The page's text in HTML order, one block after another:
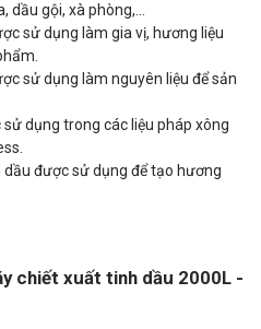
gội, xà phòng,...
sử dụng làm gia vị, hương liệu
sử dụng làm nguyên liệu để sản
dụng trong các liệu pháp xông
dầu được sử dụng để tạo hương
chiết xuất tinh dầu 2000L -